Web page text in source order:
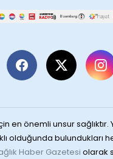
en önemli unsur
olduğunda bulundukları
Haber Gazetesi olarak